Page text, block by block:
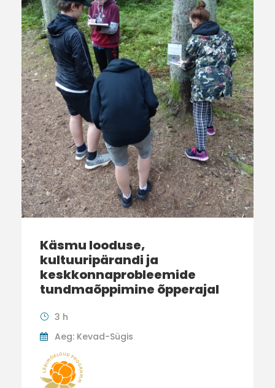
Käsmu looduse,
kultuuripärandi ja
keskkonnaprobleemide
tundmaõppimine õpperajal
3 h
Aeg: Kevad-Sügis